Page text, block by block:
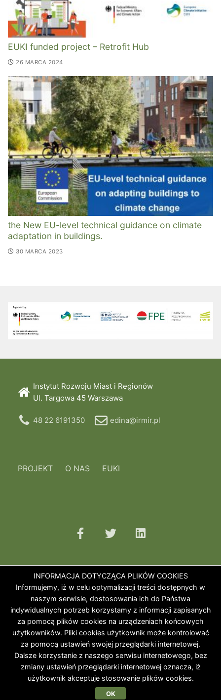
EUKI funded project – Retrofit Hub
26 MARCA 2024
the New EU-level technical guidance on climate
adaptation in buildings.
30 MARCA 2023
Instytut Rozwoju Miast i Regionów
Ul. Targowa 45 Warszawa
48 22 6191350 edina@irmir.pl
PROJEKT O NAS EUKI
INFORMACJA DOTYCZĄCA PLIKÓW COOKIES
Informujemy, iż w celu optymalizacji treści dostępnych w
naszym serwisie, dostosowania ich do Państwa
indywidualnych potrzeb korzystamy z informacji zapisanych
za pomocą plików cookies na urządzeniach końcowych
użytkowników. Pliki cookies użytkownik może kontrolować
za pomocą ustawień swojej przeglądarki internetowej.
Dalsze korzystanie z naszego serwisu internetowego, bez
zmiany ustawień przeglądarki internetowej oznacza, iż
użytkownik akceptuje stosowanie plików cookies.
OK